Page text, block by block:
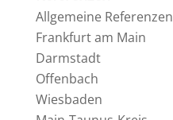
Allge­meine Referenzen
Frank­furt am Main
Darmstadt
Offen­bach
Wiesbaden